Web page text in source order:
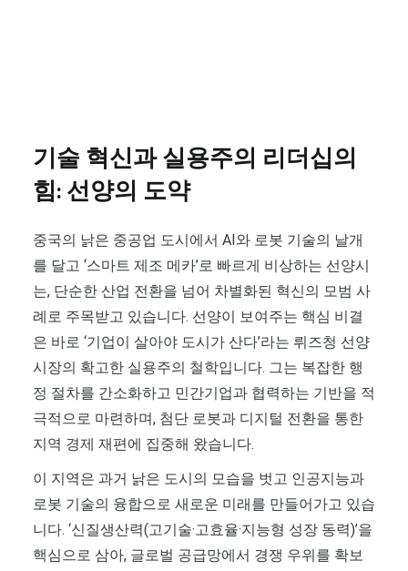
기술 혁신과 실용주의 리더십의
힘: 선양의 도약
중국의 낡은 중공업 도시에서 AI와 로봇 기술의 날개
를 달고 ‘스마트 제조 메카’로 빠르게 비상하는 선양시
는, 단순한 산업 전환을 넘어 차별화된 혁신의 모범 사
례로 주목받고 있습니다. 선양이 보여주는 핵심 비결
은 바로 ‘기업이 살아야 도시가 산다’라는 뤼즈청 선양
시장의 확고한 실용주의 철학입니다. 그는 복잡한 행
정 절차를 간소화하고 민간기업과 협력하는 기반을 적
극적으로 마련하며, 첨단 로봇과 디지털 전환을 통한
지역 경제 재편에 집중해 왔습니다.
이 지역은 과거 낡은 도시의 모습을 벗고 인공지능과
로봇 기술의 융합으로 새로운 미래를 만들어가고 있습
니다. ‘신질생산력(고기술·고효율·지능형 성장 동력)’을
핵심으로 삼아, 글로벌 공급망에서 경쟁 우위를 확보